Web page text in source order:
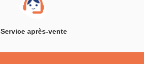
Service après-vente